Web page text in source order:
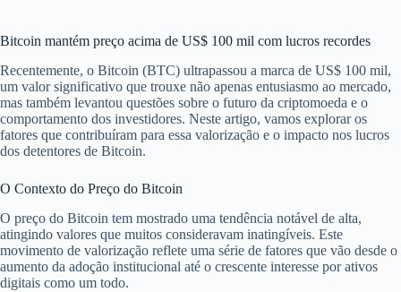
Bitcoin mantém preço acima de US$ 100 mil com lucros recordes
Recentemente, o Bitcoin (BTC) ultrapassou a marca de US$ 100 mil,
um valor significativo que trouxe não apenas entusiasmo ao mercado,
mas também levantou questões sobre o futuro da criptomoeda e o
comportamento dos investidores. Neste artigo, vamos explorar os
fatores que contribuíram para essa valorização e o impacto nos lucros
dos detentores de Bitcoin.
O Contexto do Preço do Bitcoin
O preço do Bitcoin tem mostrado uma tendência notável de alta,
atingindo valores que muitos consideravam inatingíveis. Este
movimento de valorização reflete uma série de fatores que vão desde o
aumento da adoção institucional até o crescente interesse por ativos
digitais como um todo.